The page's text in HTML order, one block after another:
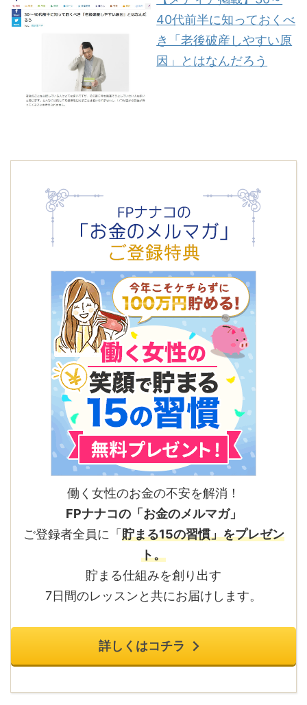
40代前半に知っておくべ
き「老後破産しやすい原
因」とはなんだろう
働く女性のお金の不安を解消！
FPナナコの「お金のメルマガ」
ご登録者全員に「 貯まる15の習慣」をプレゼン
ト。
貯まる仕組みを創り出す
7日間のレッスンと共にお届けします。
詳しくはコチラ